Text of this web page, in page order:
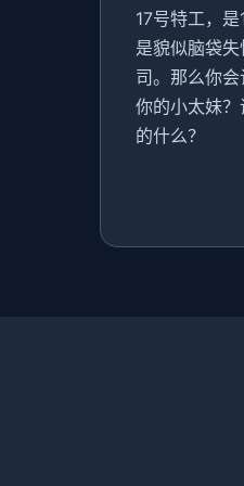
17号特工，
是貌似脑袋
司。那么你
你的小太妹
的什么？